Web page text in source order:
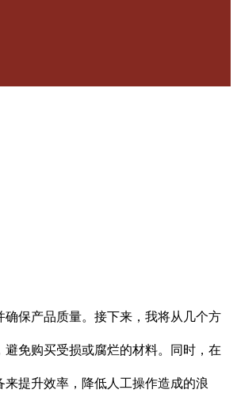
保产品质量。接下来，我将从几个方
免购买受损或腐烂的材料。同时，在
提升效率，降低人工操作造成的浪